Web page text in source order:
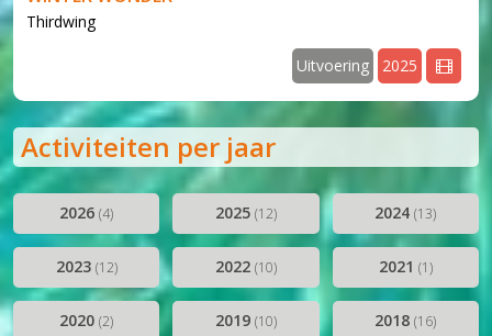
Thirdwing
Uitvoering 2025
Activiteiten per jaar
2026(4) 2025 (12) 2024(13)
2023 (12) 2022 (10) 2021 (1)
2020(2) 2019 (10) 2018(16)